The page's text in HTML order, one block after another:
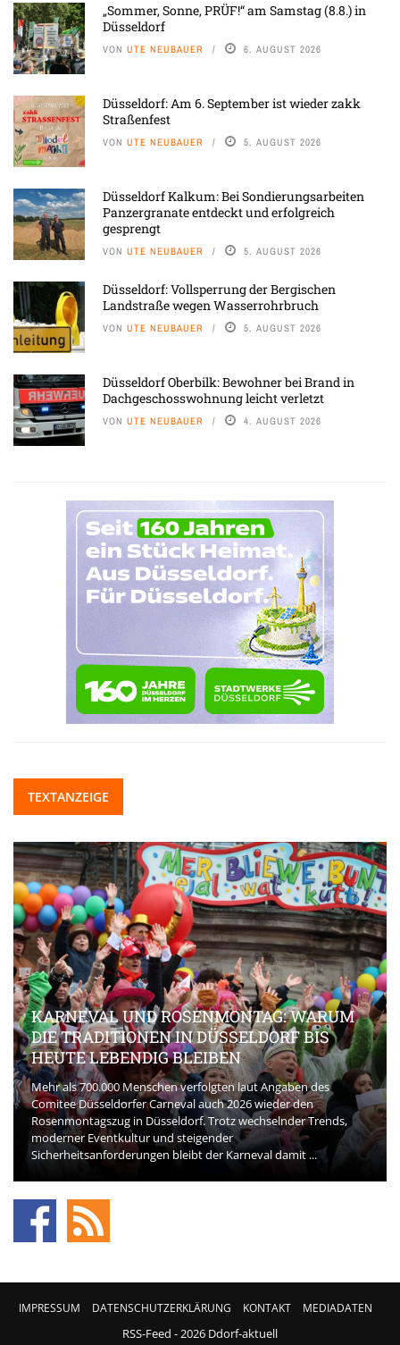
„Sommer, Sonne, PRÜF!“ am Samstag (8.8.) in
Düsseldorf
VON UTE NEUBAUER 6. AUGUST 2026
Düsseldorf: Am 6. September ist wieder zakk
Straßenfest
VON UTE NEUBAUER 5. AUGUST 2026
Düsseldorf Kalkum: Bei Sondierungsarbeiten
Panzergranate entdeckt und erfolgreich
gesprengt
VON UTE NEUBAUER 5. AUGUST 2026
Düsseldorf: Vollsperrung der Bergischen
Landstraße wegen Wasserrohrbruch
VON UTE NEUBAUER 5. AUGUST 2026
Düsseldorf Oberbilk: Bewohner bei Brand in
Dachgeschosswohnung leicht verletzt
VON UTE NEUBAUER 4. AUGUST 2026
TEXTANZEIGE
KARNEVAL UND ROSENMONTAG: WARUM
DIE TRADITIONEN IN DÜSSELDORF BIS
HEUTE LEBENDIG BLEIBEN
Mehr als 700.000 Menschen verfolgten laut Angaben des
Comitee Düsseldorfer Carneval auch 2026 wieder den
Rosenmontagszug in Düsseldorf. Trotz wechselnder Trends,
moderner Eventkultur und steigender
Sicherheitsanforderungen bleibt der Karneval damit ...
IMPRESSUM DATENSCHUTZERKLÄRUNG KONTAKT MEDIADATEN
RSS-Feed - 2026 Ddorf-aktuell